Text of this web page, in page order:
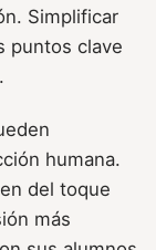
Simplificar
puntos clave
humana.
del toque
más